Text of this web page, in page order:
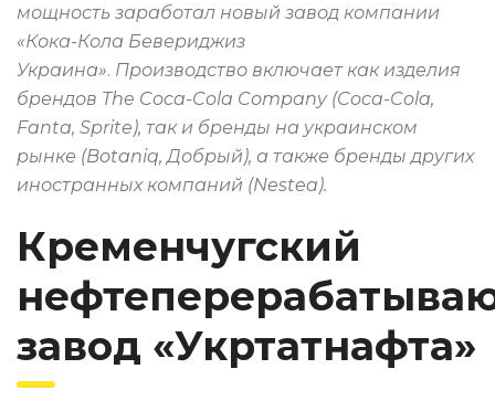
мощность заработал новый завод компании
«Кока-Кола Бевериджиз
Украина». Производство включает как изделия
брендов The Coca-Cola Company (Coca-Cola,
Fanta, Sprite), так и бренды на украинском
рынке (Botaniq, Добрый), а также бренды других
иностранных компаний (Nestea).
Кременчугский
завод «Укртатнафта»